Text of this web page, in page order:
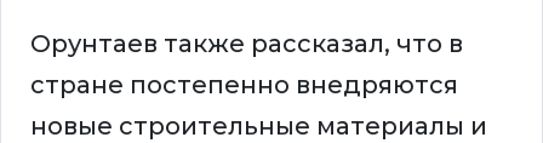
Орунтаев также рассказал, что в
стране постепенно внедряются
новые строительные материалы и